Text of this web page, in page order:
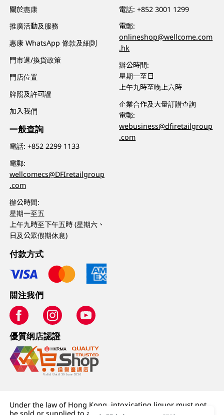
關於惠康
推廣活動及服務
惠康 WhatsApp 條款及細則
門市退/換貨政策
門店位置
牌照及許可證
加入我們
一般查詢
電話:+852 2299 1133
電郵:
wellcomecs@DFIretailgroup
.com
辦公時間:
星期一至五
上午九時至下午五時 (星期六、
日及公眾假期休息)
電話:+852 3001 1299
電郵:
onlineshop@wellcome.com
.hk
辦公時間:
星期一至日
上午九時至晚上六時
企業合作及大量訂購查詢
電郵:
webusiness@dfiretailgroup
.com
付款方式
關注我們
優質纲店認證
Under the law of Hong Kong, intoxicating liquor must not